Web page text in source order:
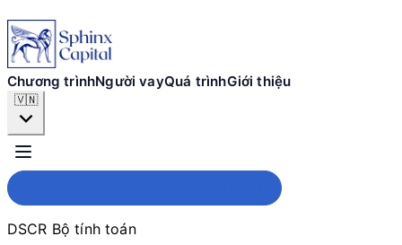
Chương trìnhNgười vayQuá trìnhGiới thiệu
🇻🇳
Chương trình
Người vay
Quá trình
DSCR Bộ tính toán